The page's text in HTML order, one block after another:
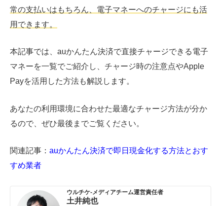
常の支払いはもちろん、電子マネーへのチャージにも活
用できます。
本記事では、auかんたん決済で直接チャージできる電子
マネーを一覧でご紹介し、チャージ時の注意点やApple
Payを活用した方法も解説します。
あなたの利用環境に合わせた最適なチャージ方法が分か
るので、ぜひ最後までご覧ください。
関連記事： auかんたん決済で即日現金化する方法とおす
すめ業者
ウルチケ-メディアチーム運営責任者
土井純也